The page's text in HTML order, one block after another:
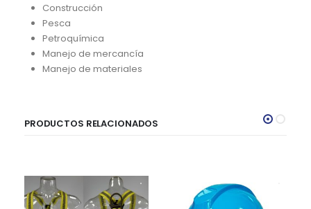
Construcción
Pesca
Petroquímica
Manejo de mercancía
Manejo de materiales
PRODUCTOS RELACIONADOS